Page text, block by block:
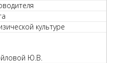
культуре
Ю.В.